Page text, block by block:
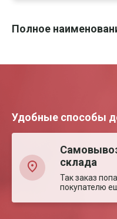
Полное
Удобные способы
склада
Так заказ
покупателю